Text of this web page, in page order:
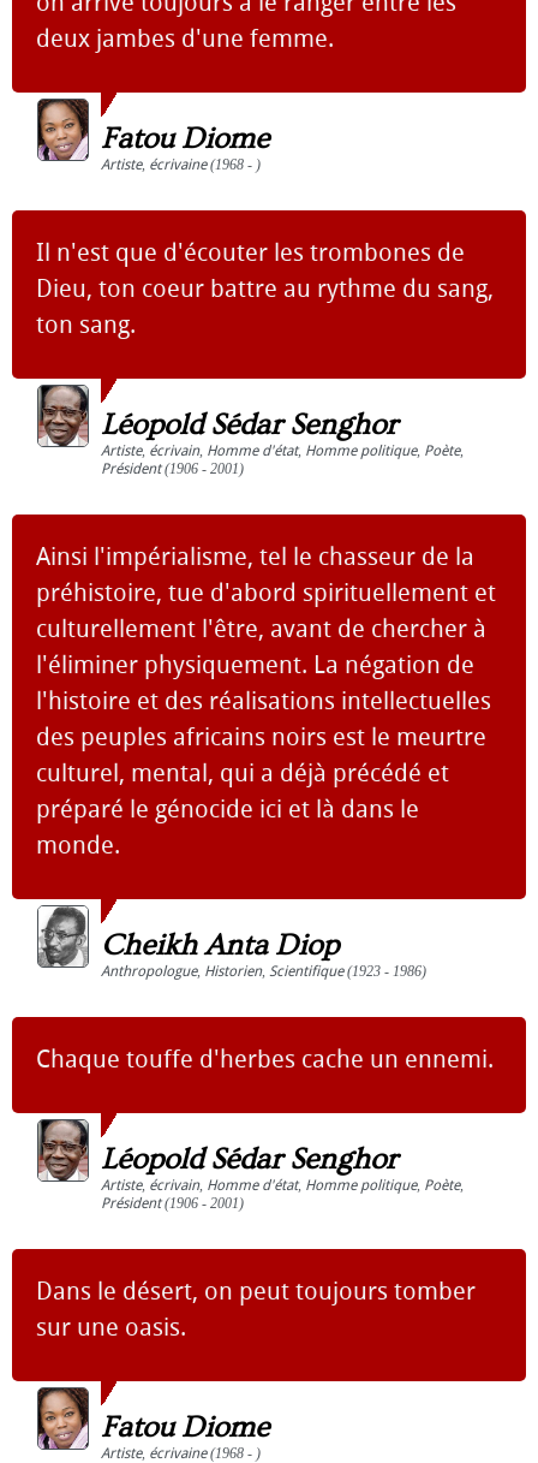
deux jambes d'une femme.
Fatou Diome
Artiste, écrivaine(1968 - )
Il n'est que d'écouter les trombones de
Dieu, ton coeur battre au rythme du sang,
ton sang.
Léopold Sédar Senghor
Artiste, écrivain, Homme d'état, Homme politique, Poète,
Président(1906 - 2001)
Ainsi l'impérialisme, tel le chasseur de la
préhistoire, tue d'abord spirituellement et
culturellement l'être, avant de chercher à
l'éliminer physiquement. La négation de
l'histoire et des réalisations intellectuelles
des peuples africains noirs est le meurtre
culturel, mental, qui a déjà précédé et
préparé le génocide ici et là dans le
monde.
Cheikh Anta Diop
Anthropologue, Historien, Scientifique(1923 - 1986)
Chaque touffe d'herbes cache un ennemi.
Léopold Sédar Senghor
Artiste, écrivain, Homme d'état, Homme politique, Poète,
Président(1906 - 2001)
Dans le désert, on peut toujours tomber
sur une oasis.
Fatou Diome
Artiste, écrivaine(1968 - )